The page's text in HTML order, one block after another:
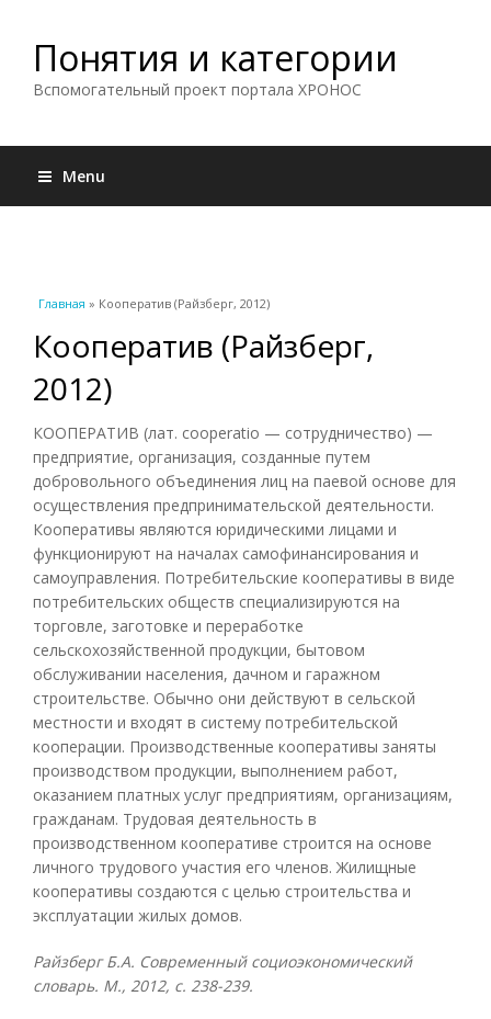
Понятия и категории
Вспомогательный проект портала ХРОНОС
Menu
Вы здесь
Главная » Кооператив (Райзберг, 2012)
Кооператив (Райзберг,
2012)
КООПЕРАТИВ (лат. cooperatio — сотрудничество) —
предприятие, организация, созданные путем
добровольного объединения лиц на паевой основе для
осуществления предпринимательской деятельности.
Кооперативы являются юридическими лицами и
функционируют на началах самофинансирования и
самоуправления. Потребительские кооперативы в виде
потребительских обществ специализируются на
торговле, заготовке и переработке
сельскохозяйственной продукции, бытовом
обслуживании населения, дачном и гаражном
строительстве. Обычно они действуют в сельской
местности и входят в систему потребительской
кооперации. Производственные кооперативы заняты
производством продукции, выполнением работ,
оказанием платных услуг предприятиям, организациям,
гражданам. Трудовая деятельность в
производственном кооперативе строится на основе
личного трудового участия его членов. Жилищные
кооперативы создаются с целью строительства и
эксплуатации жилых домов.
Райзберг Б.А. Современный социоэкономический
словарь. М., 2012, с. 238-239.